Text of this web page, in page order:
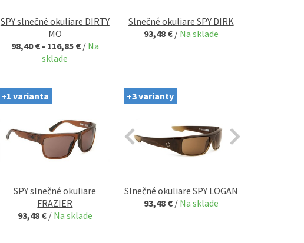
SPY slnečné okuliare DIRTY
MO
98,40 € - 116,85 € / Na
sklade
Slnečné okuliare SPY DIRK
93,48 € / Na sklade
+1 varianta
SPY slnečné okuliare
FRAZIER
93,48 € / Na sklade
+3 varianty
Slnečné okuliare SPY LOGAN
93,48 € / Na sklade